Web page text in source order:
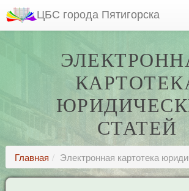
ЦБС города Пятигорска
СТАТЕЙ
Главная Электронная картотека